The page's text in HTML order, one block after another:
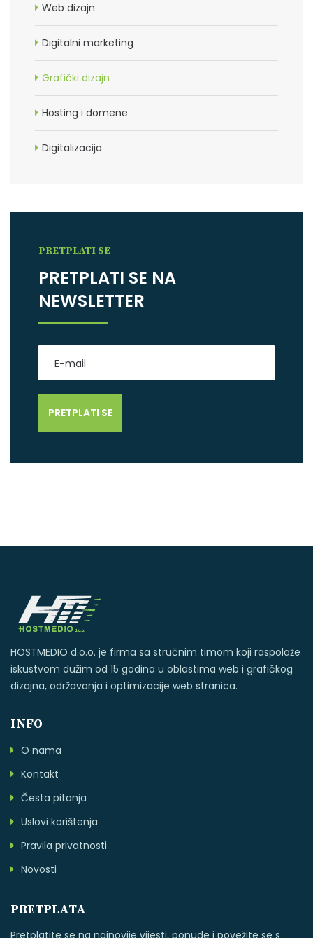
Web dizajn
Digitalni marketing
Grafički dizajn
Hosting i domene
Digitalizacija
PRETPLATI SE
PRETPLATI SE NA
NEWSLETTER
HOSTMEDIO d.o.o. je firma sa stručnim timom koji raspolaže
iskustvom dužim od 15 godina u oblastima web i grafičkog
dizajna, održavanja i optimizacije web stranica.
INFO
O nama
Kontakt
Česta pitanja
Uslovi korištenja
Pravila privatnosti
Novosti
PRETPLATA
Pretplatite se na najnovije vijesti, ponude i povežite se s